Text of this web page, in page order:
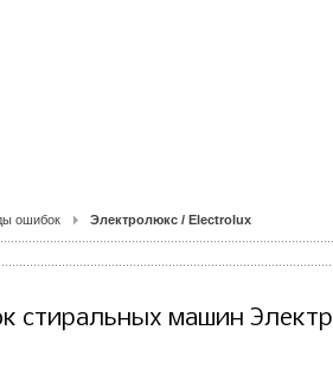
ошибок Электролюкс / Electrolux
стиральных машин